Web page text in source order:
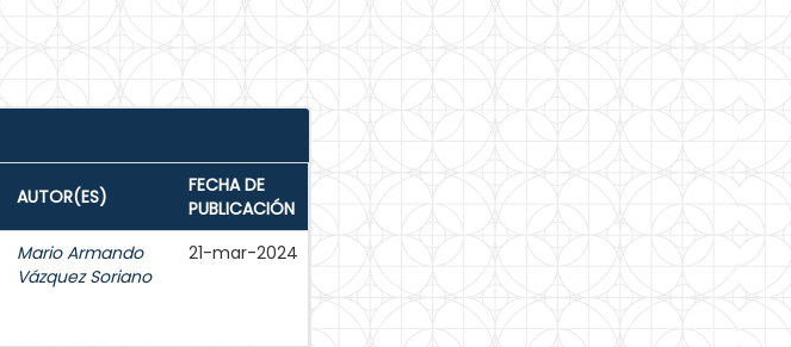
AUTOR(ES)
FECHA DE
PUBLICACIÓN
Mario Armando
Vázquez Soriano
21-mar-2024